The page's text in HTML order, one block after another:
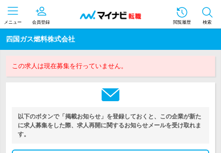
メニュー 会員登録 閲覧履歴 検索
四国ガス燃料株式会社
この求人は現在募集を行っていません。
以下のボタンで「掲載お知らせ」を登録しておくと、この企業が新た
に求人募集をした際、求人再開に関するお知らせメールを受け取れま
す。